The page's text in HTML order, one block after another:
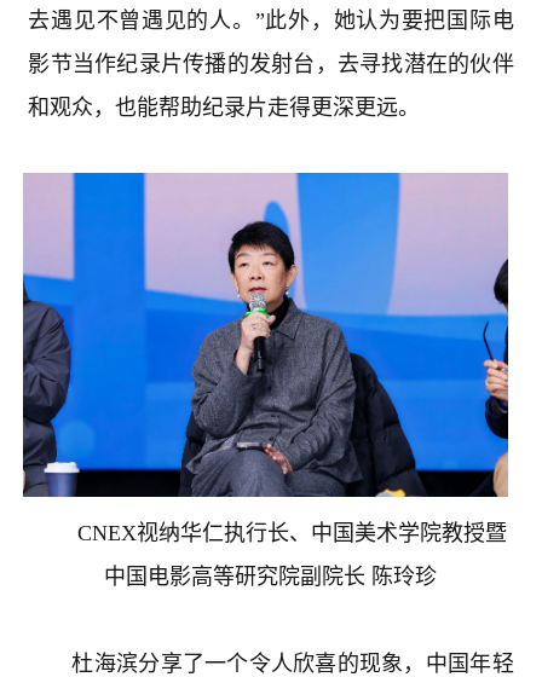
去遇见不曾遇见的人。”此外，她认为要把国际电
影节当作纪录片传播的发射台，去寻找潜在的伙伴
和观众，也能帮助纪录片走得更深更远。
CNEX视纳华仁执行长、中国美术学院教授暨
中国电影高等研究院副院长 陈玲珍
杜海滨分享了一个令人欣喜的现象，中国年轻